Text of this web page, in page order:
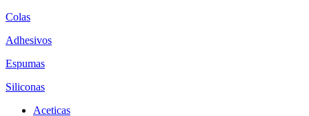
Colas
Adhesivos
Espumas
Siliconas
Aceticas